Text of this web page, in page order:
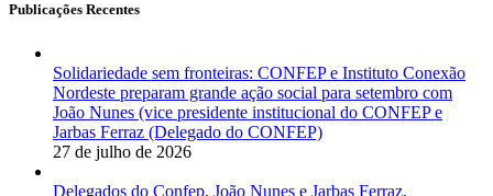
Publicações Recentes
Solidariedade sem fronteiras: CONFEP e Instituto Conexão
Nordeste preparam grande ação social para setembro com
João Nunes (vice presidente institucional do CONFEP e
Jarbas Ferraz (Delegado do CONFEP)
27 de julho de 2026
Delegados do Confep, João Nunes e Jarbas Ferraz,